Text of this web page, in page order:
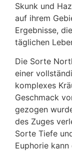
Skunk und
auf ihrem
Ergebnisse,
täglichen
Die Sorte
einer
komplexes
Geschmack
gezogen
des Zuges
Sorte Tiefe
Euphorie